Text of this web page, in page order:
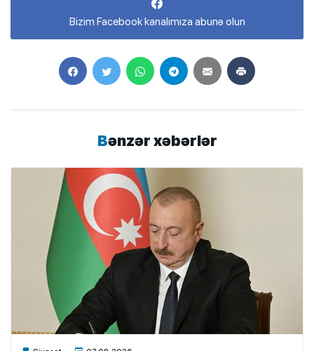
Bizim Facebook kanalımıza abunə olun
Bənzər xəbərlər